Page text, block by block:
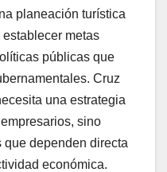
planeación turística
metas
públicas que
Cruz
una estrategia
sino
dependen directa
económica.